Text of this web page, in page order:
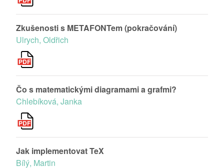
Zkušenosti s METAFONTem (pokračování)
Ulrych, Oldřich
Čo s matematickými diagramami a grafmi?
Chlebíková, Janka
Jak implementovat TeX
Bílý, Martin